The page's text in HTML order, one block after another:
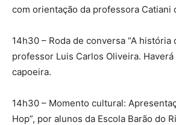
com orientação da professora Catiani
14h30 – Roda de conversa “A história
professor Luis Carlos Oliveira.
capoeira.
14h30 – Momento cultural:
Hop”, por alunos da Escola Barão do